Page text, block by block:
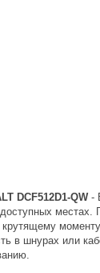
DCF512D1-QW-
местах.
в шнурах или